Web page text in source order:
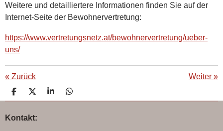
Weitere und detailliertere Informationen finden Sie auf der
Internet-Seite der Bewohnervertretung:
https://www.vertretungsnetz.at/bewohnervertretung/ueber-
uns/
« Zurück Weiter »
T
e
l
T
e
l
T
e
T
e
Kontakt: